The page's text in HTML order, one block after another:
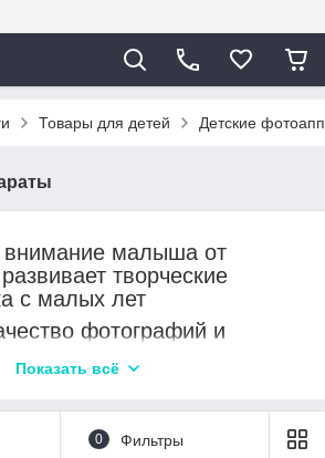
Товары для детей Детские
внимание малыша от
творческие
с малых лет
фотографий и
дома уже сегодня (г.
РК (3-5 дней)
Показать всё
0 Фильтры